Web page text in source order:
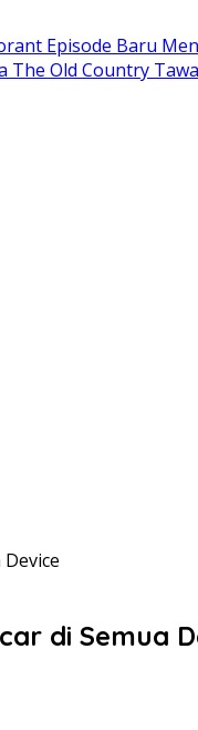
Episode Baru
The Old Country
di Semua